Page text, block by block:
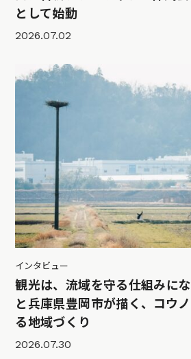
として始動
2026.07.02
インタビュー
観光は、流域を守る仕組みに
と兵庫県豊岡市が描く、コウ
る地域づくり
2026.07.30